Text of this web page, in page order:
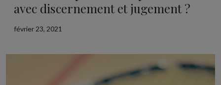
avec discernement et jugement ?
février 23, 2021